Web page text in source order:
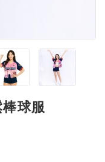
球服